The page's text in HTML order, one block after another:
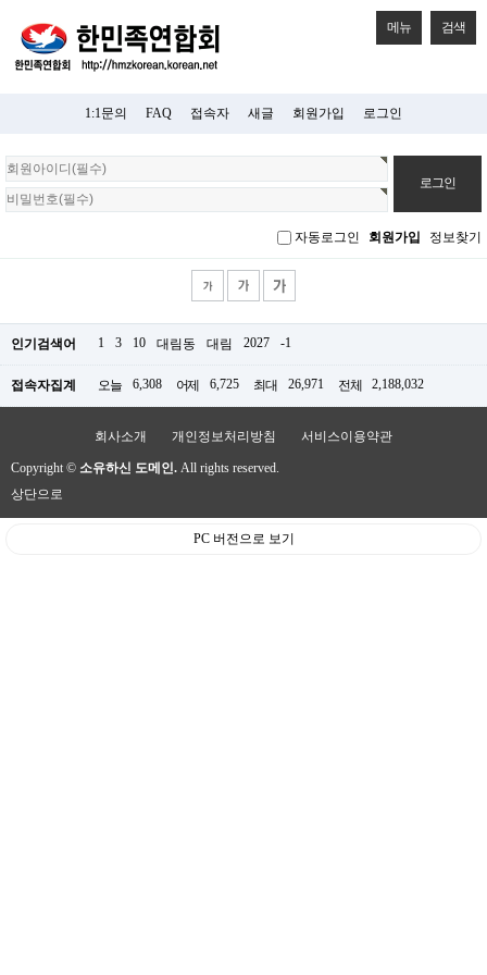
메뉴 검색
1:1문의 FAQ 접속자 새글 회원가입 로그인
회
원
로
자동로그인 회원가입 정보찾기
인기검색어 1 3 10 대림동 대림 2027 -1
접속자집계 오늘 6,308 어제 6,725 최대 26,971 전체 2,188,032
회사소개 개인정보처리방침 서비스이용약관
Copyright © 소유하신 도메인. All rights reserved.
상단으로
PC 버전으로 보기